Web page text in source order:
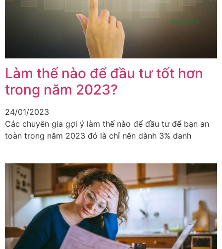
Làm thế nào để đầu tư tốt hơn
trong năm 2023?
24/01/2023
Các chuyên gia gợi ý làm thế nào để đầu tư để bạn an
toàn trong năm 2023 đó là chỉ nên dành 3% danh